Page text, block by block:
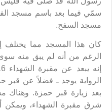
سمّي فيما بعد باسم مسجد
مسجد السفح.
كان هذا المسجد مما يختلف
الرغم من أنه لم يبق منه
الرواية يوجد ـ فضلاً عن قبر
بعد زيارة قبر حمزة.
شرق مقبرة الشهداء، ويمكن